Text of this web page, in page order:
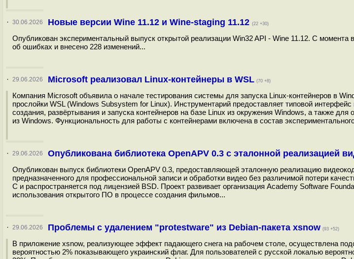
· 30.06.2026 Новые версии Wine 11.12 и Wine-staging 11.12 (22 +30)
Опубликован экспериментальный выпуск открытой реализации Win32 API - Wine 11.12. С момента
об ошибках и внесено 228 изменений...
· 29.06.2026 Microsoft реализовал Linux-контейнеры в WSL (70 +8)
Компания Microsoft объявила о начале тестирования системы для запуска Linux-контейнеров в
прослойки WSL (Windows Subsystem for Linux). Инструментарий предоставляет типовой
создания, развёртывания и запуска контейнеров на базе Linux из окружения Windows, а также
из Windows. Функциональность для работы с контейнерами включена в состав
· 29.06.2026 Опубликована библиотека OpenAPV 0.3 с эталонной реализацией
Опубликован выпуск библиотеки OpenAPV 0.3, предоставляющей эталонную реализацию
предназначенного для профессиональной записи и обработки видео без различимой потери
С и распространяется под лицензией BSD. Проект развивает организация Academy Software
использования открытого ПО в процессе создания фильмов...
· 29.06.2026 Проблемы с удалением "protestware" из Debian-пакета xsnow (93 +52)
В приложение xsnow, реализующее эффект падающего снега на рабочем столе, осуществлена
вероятностью 2% показывающего украинский флаг. Для пользователей с русской локалью